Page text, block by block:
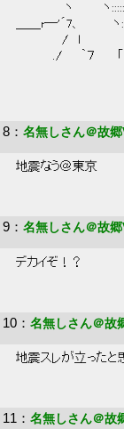
ヽ 　 　 ヽ::::::::ゝ
＿＿r―'´7、　　　 ヽ
/　ｌ　　　　　
./　　｀７　　 「
8 ： 名無しさん＠故
地震なう＠東京
9 ： 名無しさん＠故
デカイぞ！？
10 ： 名無しさん＠故
地震スレが立ったと
11 ： 名無しさん＠故